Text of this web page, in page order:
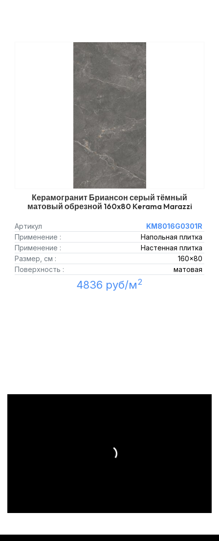
Керамогранит Бриансон серый тёмный
матовый обрезной 160x80 Kerama Marazzi
Артикул
KM8016G0301R
Применение :
Напольная плитка
Применение :
Настенная плитка
Размер, см :
160x80
Поверхность :
матовая
4836 руб/м2